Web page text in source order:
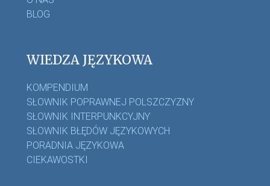
BLOG
WIEDZA JĘZYKOWA
KOMPENDIUM
SŁOWNIK POPRAWNEJ POLSZCZYZNY
SŁOWNIK INTERPUNKCYJNY
SŁOWNIK BŁĘDÓW JĘZYKOWYCH
PORADNIA JĘZYKOWA
CIEKAWOSTKI